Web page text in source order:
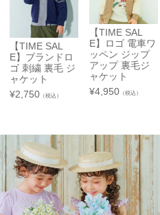
伸縮性 ☐ あり
手触り
☐柔らかい
生地厚さ
☐ 厚手
裏地
☐ あり
【TIME SAL
E】ブランドロ
ゴ 刺繍 裏毛 ジ
ャケット
¥2,750 （税込）
【TIME SAL
E】ロゴ 電車ワ
ッペン ジップ
アップ 裏毛ジ
ャケット
¥4,950 （税込）